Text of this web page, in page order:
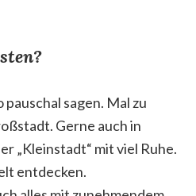
pauschal sagen. Mal zu
Gerne auch in
„Kleinstadt“ mit viel Ruhe.
entdecken.